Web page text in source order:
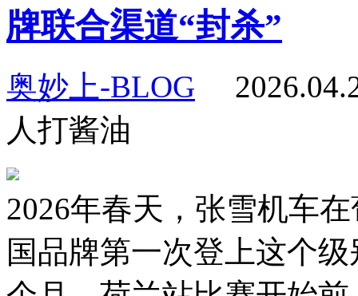
牌联合渠道“封杀”
奥妙上-BLOG
人打酱油
2026年春天，张雪机车
国品牌第一次登上这个